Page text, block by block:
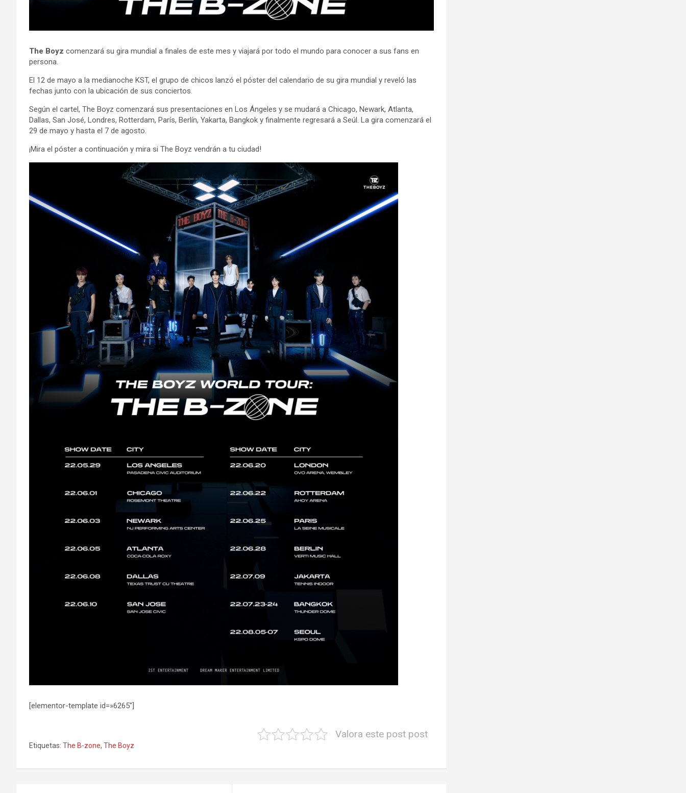
The Boyz comenzará su gira mundial a finales de este mes y viajará por todo el mundo para conocer a sus fans en
persona.
El 12 de mayo a la medianoche KST, el grupo de chicos lanzó el póster del calendario de su gira mundial y reveló las
fechas junto con la ubicación de sus conciertos.
Según el cartel, The Boyz comenzará sus presentaciones en Los Ángeles y se mudará a Chicago, Newark, Atlanta,
Dallas, San José, Londres, Rotterdam, París, Berlín, Yakarta, Bangkok y finalmente regresará a Seúl. La gira comenzará el
29 de mayo y hasta el 7 de agosto.
¡Mira el póster a continuación y mira si The Boyz vendrán a tu ciudad!
[elementor-template id=»6265″]
Valora este post post
Etiquetas: The B-zone, The Boyz